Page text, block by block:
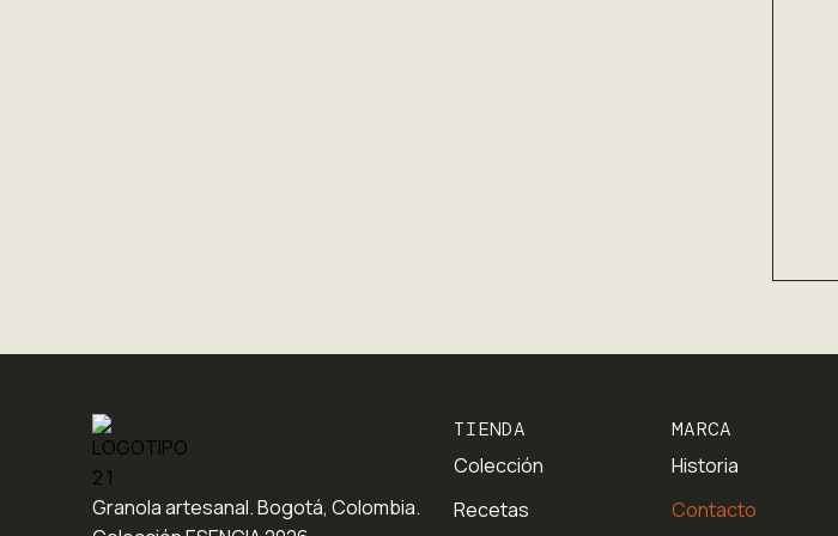
Granola artesanal. Bogotá, Colombia.
TIENDA
Colección
Recetas
MARCA
Historia
Contacto